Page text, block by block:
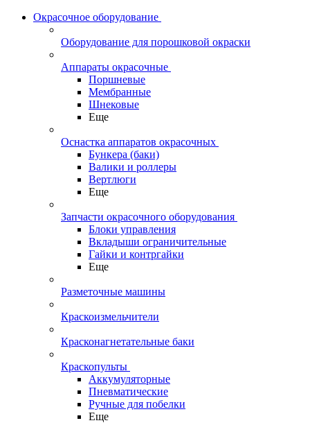
Окрасочное оборудование
Оборудование для порошковой окраски
Аппараты окрасочные
Поршневые
Мембранные
Шнековые
Еще
Оснастка аппаратов окрасочных
Бункера (баки)
Валики и роллеры
Вертлюги
Еще
Запчасти окрасочного оборудования
Блоки управления
Вкладыши ограничительные
Гайки и контргайки
Еще
Разметочные машины
Краскоизмельчители
Красконагнетательные баки
Краскопульты
Аккумуляторные
Пневматические
Ручные для побелки
Еще